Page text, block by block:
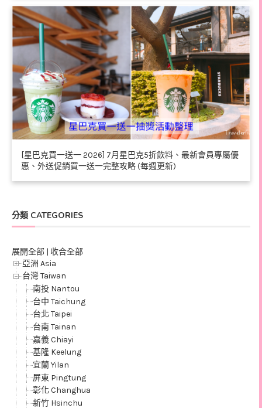
[星巴克買一送一 2026] 7月星巴克5折飲料、最新會員專屬優
惠、外送促銷買一送一完整攻略 (每週更新)
分類 CATEGORIES
展開全部 | 收合全部
亞洲 Asia
台灣 Taiwan
南投 Nantou
台中 Taichung
台北 Taipei
台南 Tainan
嘉義 Chiayi
基隆 Keelung
宜蘭 Yilan
屏東 Pingtung
彰化 Changhua
新竹 Hsinchu